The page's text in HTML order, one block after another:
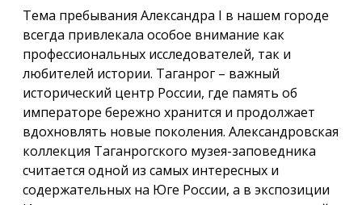
Тема пребывания Александра I в нашем городе
всегда привлекала особое внимание как
профессиональных исследователей, так и
любителей истории. Таганрог – важный
исторический центр России, где память об
императоре бережно хранится и продолжает
вдохновлять новые поколения. Александровская
коллекция Таганрогского музея-заповедника
считается одной из самых интересных и
содержательных на Юге России, а в экспозиции